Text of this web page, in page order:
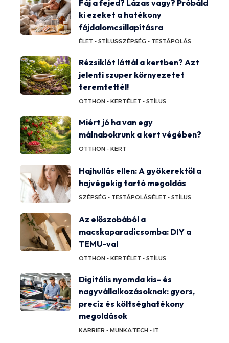
Fáj a fejed? Lázas vagy? Próbáld
ki ezeket a hatékony
fájdalomcsillapításra
ÉLET - STÍLUSSZÉPSÉG - TESTÁPOLÁS
Rézsiklót láttál a kertben? Azt
jelenti szuper környezetet
teremtettél!
OTTHON - KERTÉLET - STÍLUS
Miért jó ha van egy
málnabokrunk a kert végében?
OTTHON - KERT
Hajhullás ellen: A gyökerektől a
hajvégekig tartó megoldás
SZÉPSÉG - TESTÁPOLÁSÉLET - STÍLUS
Az előszobából a
macskaparadicsomba: DIY a
TEMU-val
OTTHON - KERTÉLET - STÍLUS
Digitális nyomda kis- és
nagyvállalkozásoknak: gyors,
precíz és költséghatékony
megoldások
KARRIER - MUNKATECH - IT